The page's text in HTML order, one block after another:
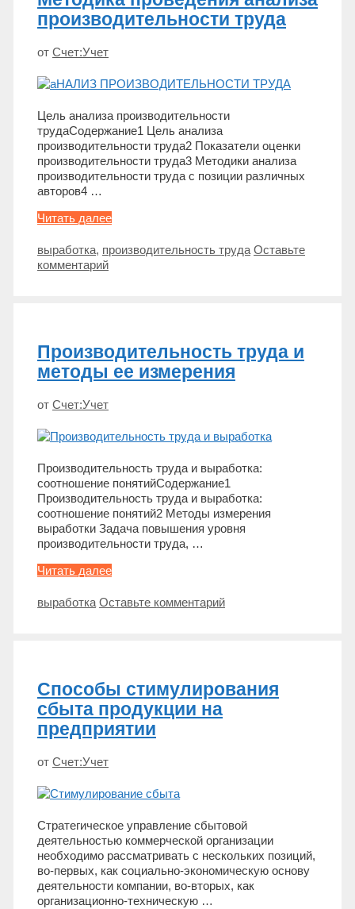
производительности труда
от Счет:Учет
Цель анализа производительности
трудаСодержание1 Цель анализа
производительности труда2 Показатели оценки
производительности труда3 Методики анализа
производительности труда с позиции различных
авторов4 …
Читать далееМетодика
анализа
Метки
выработка, производительность труда Оставьте
комментарий
Производительность труда и
методы ее измерения
от Счет:Учет
Производительность труда и выработка:
соотношение понятийСодержание1
Производительность труда и выработка:
соотношение понятий2 Методы измерения
выработки Задача повышения уровня
производительности труда, …
Читать далееПроизводительность
и
Метки
выработка Оставьте комментарий
Способы стимулирования
сбыта продукции на
предприятии
от Счет:Учет
Стратегическое управление сбытовой
деятельностью коммерческой организации
необходимо рассматривать с нескольких позиций,
во-первых, как социально-экономическую основу
деятельности компании, во-вторых, как
организационно-техническую …